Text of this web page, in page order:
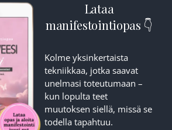
Lataa
manifestointiopas 👇
Kolme yksinkertaista
tekniikkaa, jotka saavat
unelmasi toteutumaan –
kun lopulta teet
muutoksen siellä, missä se
todella tapahtuu.